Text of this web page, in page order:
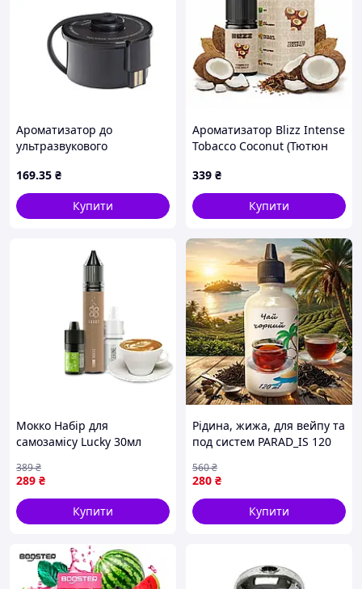
Ароматизатор до
ультразвукового
Ocean (00000063347)
169.35 ₴
Купити
Ароматизатор Blizz Intense
Tobacco Coconut (Тютюн
339 ₴
Купити
Мокко Набір для
самозамісу Lucky 30мл
Лакі Лаккі
289 ₴
389₴
Купити
Рідина, жижа, для вейпу та
под систем PARAD_IS 120
280 ₴
560₴
Купити